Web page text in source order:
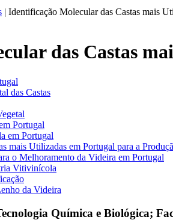
| Identificação Molecular das Castas mais
das Castas
das Castas
Portugal
em Portugal
mais Utilizadas em Portugal para a
o Melhoramento da Videira em Portugal
Vitivinícola
da Videira
Química e Biológica;